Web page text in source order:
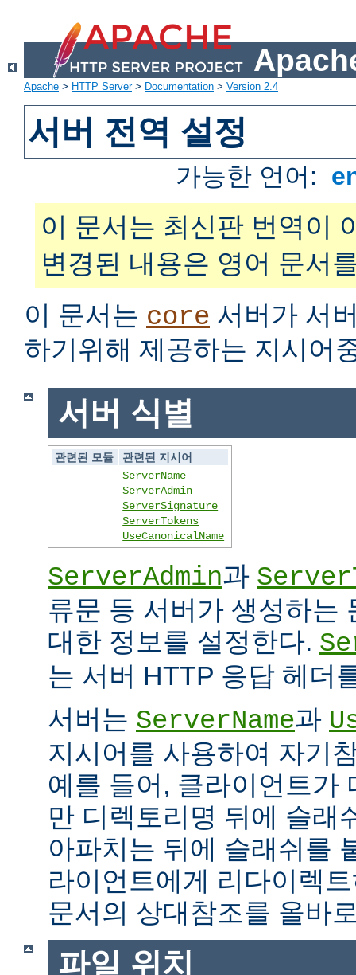
Apache > HTTP Server> Documentation > Version 2.4
서버 전역 설정
가능한 언어:
이 문서는 최신판 번역이
변경된 내용은 영어 문서
이 문서는 core 서버가 서
하기위해 제공하는 지시어
서버 식별
관련된 모듈
관련된 지시어
ServerName
ServerAdmin
ServerSignature
ServerTokens
UseCanonicalName
ServerAdmin과
류문 등 서버가 생성하는
대한 정보를 설정한다.
는 서버 HTTP 응답 헤더
서버는 ServerName과
지시어를 사용하여 자기
예를 들어, 클라이언트가
만 디렉토리명 뒤에 슬래
아파치는 뒤에 슬래쉬를
라이언트에게 리다이렉
문서의 상대참조를 올바
파일 위치